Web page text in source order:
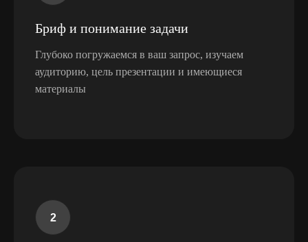
Бриф и понимание задачи
Глубоко погружаемся в ваш запрос, изучаем
аудиторию, цель презентации и имеющиеся
материалы